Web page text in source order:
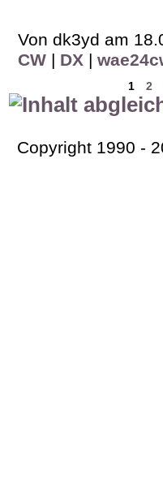
Von dk3yd am
CW | DX |
1 2
Copyright 1990 -